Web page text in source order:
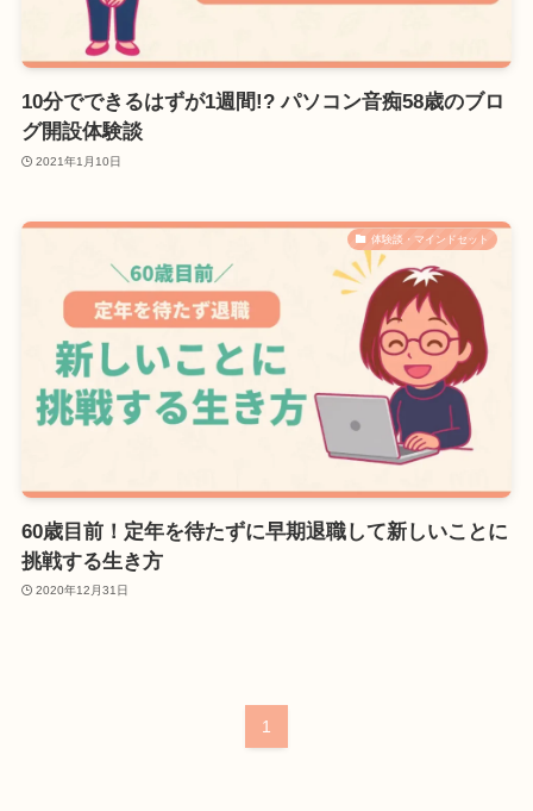
10分でできるはずが1週間!? パソコン音痴58歳のブロ
グ開設体験談
2021年1月10日
体験談・マインドセット
60歳目前！定年を待たずに早期退職して新しいことに
挑戦する生き方
2020年12月31日
1